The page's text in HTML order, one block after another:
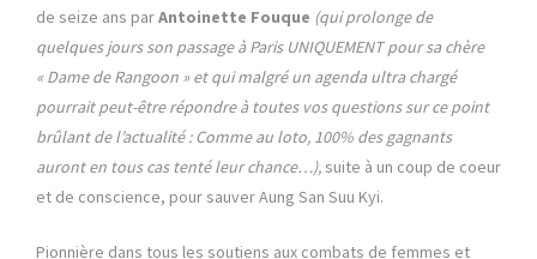
de seize ans parAntoinette Fouque (qui prolonge de
quelques jours son passage à Paris UNIQUEMENT pour sa chère
« Dame de Rangoon » et qui malgré un agenda ultra chargé
pourrait peut-être répondre à toutes vos questions sur ce point
brûlant de l’actualité : Comme au loto, 100% des gagnants
auront en tous cas tenté leur chance…), suite à un coup de coeur
et de conscience, pour sauver Aung San Suu Kyi.
Pionnière dans tous les soutiens aux combats de femmes et